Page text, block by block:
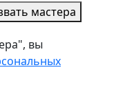
мастера
вы